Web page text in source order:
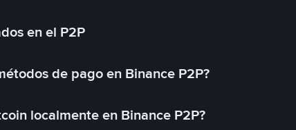
en el P2P
de pago en Binance P2P?
localmente en Binance P2P?